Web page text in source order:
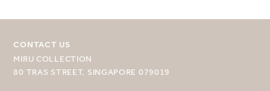
CONTACT US
MIRU COLLECTION
80 TRAS STREET, SINGAPORE 079019